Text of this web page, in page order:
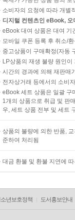
소비자의 요청에 따라 개별
디지털 컨텐츠인 eBook,
eBook 대여 상품은 대여 기
모바일 쿠폰 등록 후 취소/
중고상품이 구매확정(자동
LP상품의 재생 불량 원인
시간의 경과에 의해 재판매
전자상거래 등에서의 소비
eBook 세트 상품은 일괄 구
1개의 상품으로 취급 및 판
우, 세트 상품 전부 및 세트
상품의 불량에 의한 반품,
준하여 처리됨
대금 환불 및 환불 지연에
년보호정책 도서홍보안내